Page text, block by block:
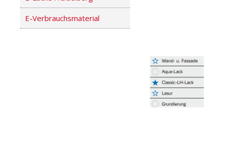
E-Verbrauchsmaterial